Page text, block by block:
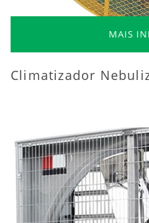
MAIS
Climatizador